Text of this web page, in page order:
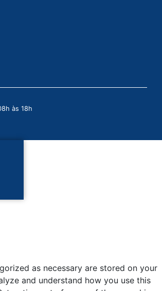
às 18h
as necessary are stored on your
and understand how you use this